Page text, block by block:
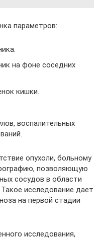
параметров:
на фоне соседних
кишки.
воспалительных
опухоли, больному
позволяющую
сосудов в области
исследование дает
на первой стадии
исследования,